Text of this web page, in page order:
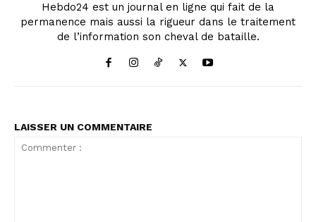
Hebdo24 est un journal en ligne qui fait de la
permanence mais aussi la rigueur dans le traitement
de l’information son cheval de bataille.
LAISSER UN COMMENTAIRE